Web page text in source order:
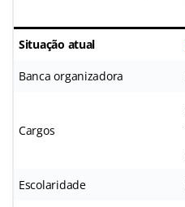
Situação atual
Banca organizadora
Cargos
Escolaridade